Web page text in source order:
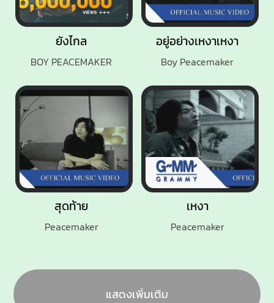
ยังไกล
BOY PEACEMAKER
อยู่อย่างเหงาเหงา
Boy Peacemaker
เหงา
Peacemaker
สุดท้าย
Peacemaker
แสดงเพิ่มเติม